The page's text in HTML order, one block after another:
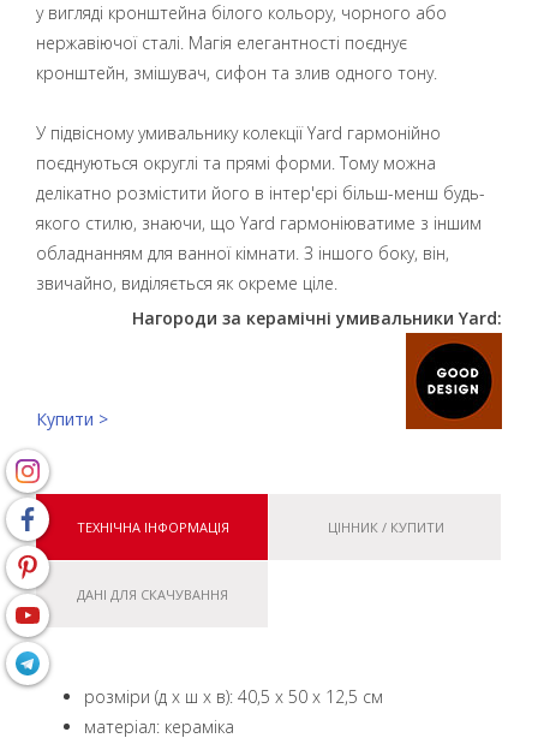
у вигляді кронштейна білого кольору, чорного або
нержавіючої сталі. Магія елегантності поєднує
кронштейн, змішувач, сифон та злив одного тону.
У підвісному умивальнику колекції Yard гармонійно
поєднуються округлі та прямі форми. Тому можна
делікатно розмістити його в інтер'єрі більш-менш будь-
якого стилю, знаючи, що Yard гармоніюватиме з іншим
обладнанням для ванної кімнати. З іншого боку, він,
звичайно, виділяється як окреме ціле.
Нагороди за керамічні умивальники Yard:
Купити >
ТЕХНІЧНА ІНФОРМАЦІЯ ЦІННИК / КУПИТИ
ДАНІ ДЛЯ СКАЧУВАННЯ
розміри (д x ш x в): 40,5 x 50 x 12,5 см
матеріал: кераміка